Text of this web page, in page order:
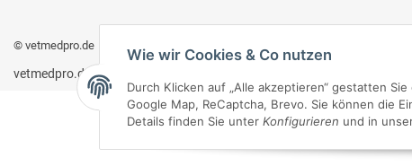
© vetmedpro.de
vetmedpro.de
Wie wir Cookies & Co nutzen
Durch Klicken auf „Alle akzeptieren“ gestatten
Google Map, ReCaptcha, Brevo. Sie können die
Details finden Sie unter Konfigurieren und in